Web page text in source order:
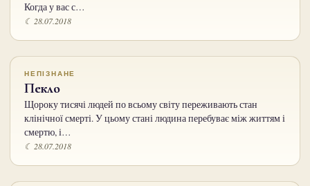
Когда у вас с…
☾ 28.07.2018
НЕПІЗНАНЕ
Пекло
Щороку тисячі людей по всьому світу переживають стан
клінічної смерті. У цьому стані людина перебуває між життям і
смертю, і…
☾ 28.07.2018